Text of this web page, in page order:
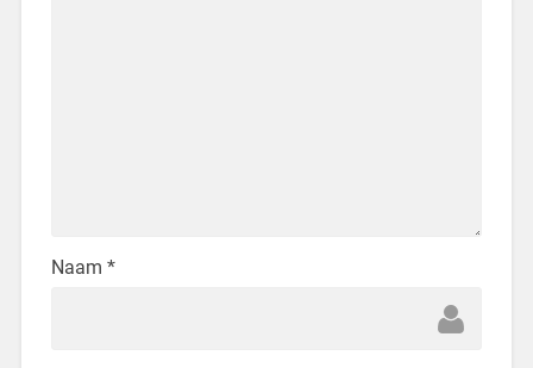
Naam *